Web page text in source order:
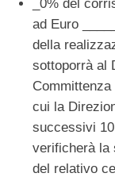
_0% del
ad Euro
della
sottoporrà al
cui la
successivi
verificherà la
del relativo